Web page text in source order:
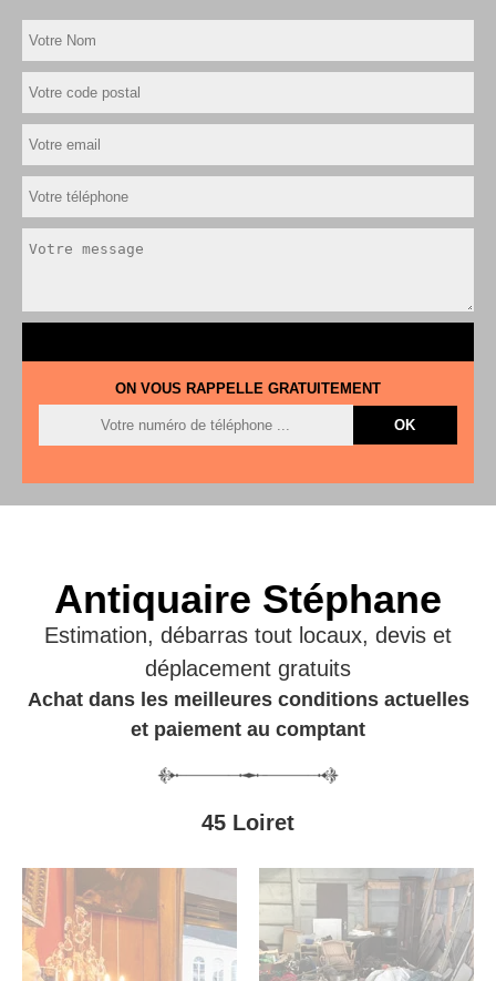
ON VOUS RAPPELLE GRATUITEMENT
Antiquaire Stéphane
Estimation, débarras tout locaux, devis et
déplacement gratuits
Achat dans les meilleures conditions actuelles
et paiement au comptant
45 Loiret